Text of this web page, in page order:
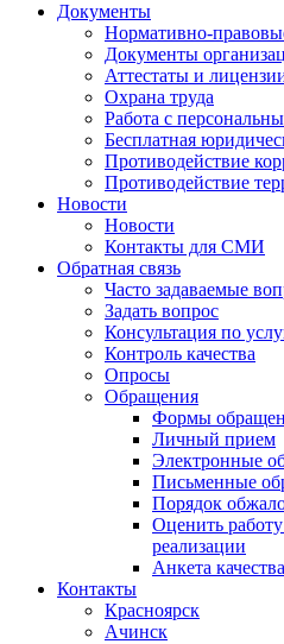
Документы
Нормативно-
Документы
Аттестаты и
Охрана труда
Работа с
Бесплатная
Противодействие
Противодействие
Новости
Новости
Контакты для СМИ
Обратная связь
Часто задаваемые
Задать вопрос
Консультация по
Контроль качества
Опросы
Обращения
Формы
Личный прием
Электронные
Письменные
Порядок
Оценить
реализации
Анкета
Контакты
Красноярск
Ачинск